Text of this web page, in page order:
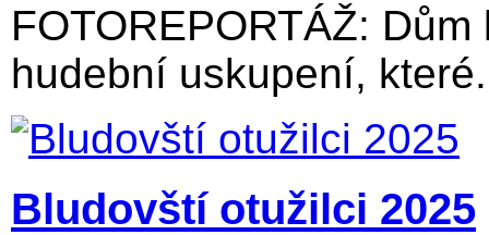
FOTOREPORTÁŽ:
hudební uskupení,
Bludovští otužilci 2025